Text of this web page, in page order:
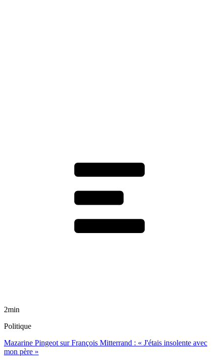
2min
Politique
Mazarine Pingeot sur François Mitterrand : « J'étais insolente avec
mon père »